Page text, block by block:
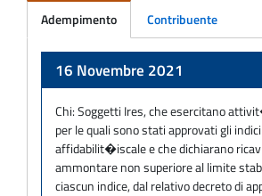
Adempimento Contribuente
16 Novembre 2021
Chi:Soggetti Ires, che esercitano
per le quali sono stati approvati gli
affidabilit�iscale e che dichiarano
ammontare non superiore al limite
ciascun indice, dal relativo decreto di